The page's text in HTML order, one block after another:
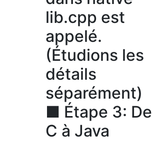
lib.cpp est
appelé.
(Étudions les
détails
séparément)
■ Étape 3: De
C à Java